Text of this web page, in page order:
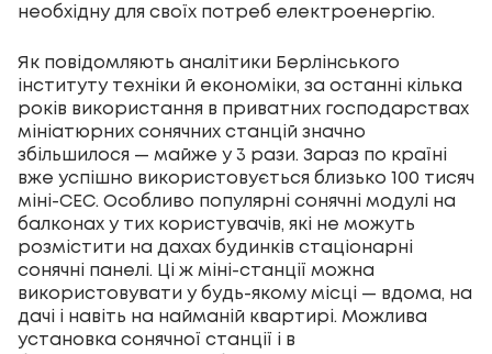
необхідну для своїх потреб електроенергію.
Як повідомляють аналітики Берлінського
інституту техніки й економіки, за останні кілька
років використання в приватних господарствах
мініатюрних сонячних станцій значно
збільшилося — майже у 3 рази. Зараз по країні
вже успішно використовується близько 100 тисяч
міні-СЕС. Особливо популярні сонячні модулі на
балконах у тих користувачів, які не можуть
розмістити на дахах будинків стаціонарні
сонячні панелі. Ці ж міні-станції можна
використовувати у будь-якому місці — вдома, на
дачі і навіть на найманій квартирі. Можлива
установка сонячної станції і в